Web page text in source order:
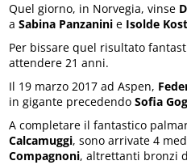
Quel giorno, in Norvegia, vinse
aSabina Panzanini e Isolde
Per bissare quel risultato
attendere 21 anni.
Il 19 marzo 2017 ad Aspen,
in gigante precedendoSofia
A completare il fantastico
Calcamuggi, sono arrivate 4
Compagnoni, altrettanti bronzi